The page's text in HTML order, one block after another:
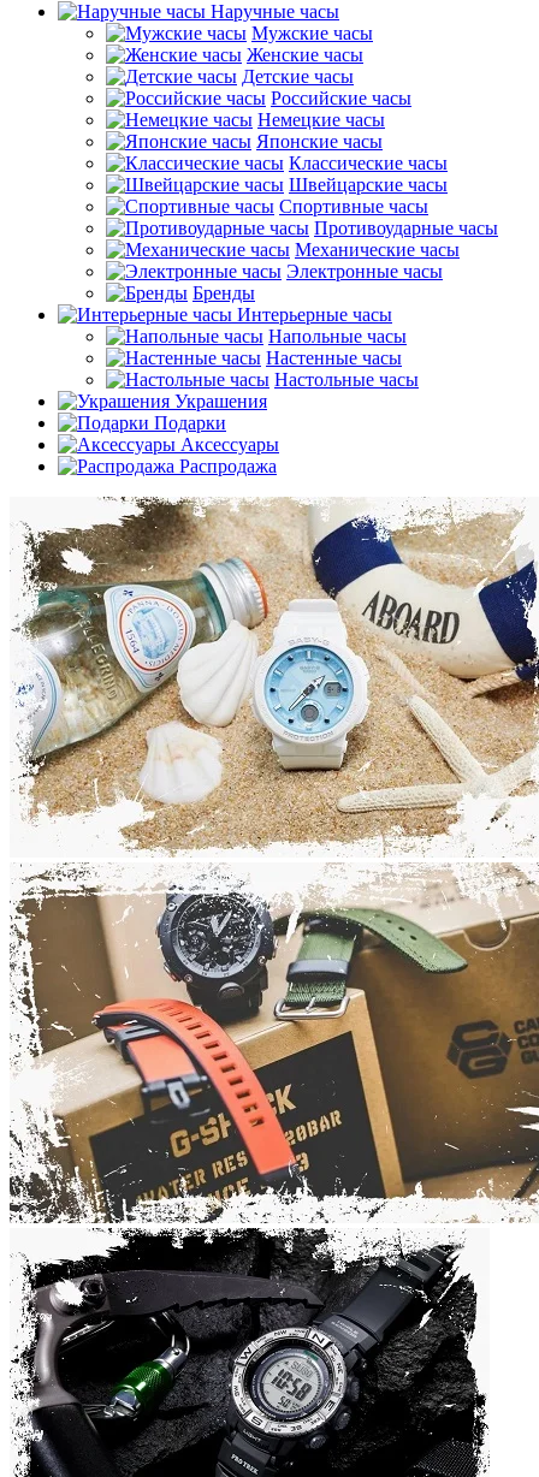
Наручные часы
Мужские часы
Женские часы
Детские часы
Российские часы
Немецкие часы
Японские часы
Классические часы
Швейцарские часы
Спортивные часы
Противоударные часы
Механические часы
Электронные часы
Бренды
Интерьерные часы
Напольные часы
Настенные часы
Настольные часы
Украшения
Подарки
Аксессуары
Распродажа